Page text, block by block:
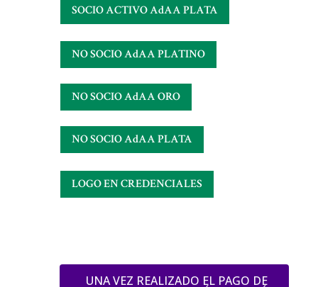
SOCIO ACTIVO AdAA PLATA
NO SOCIO AdAA PLATINO​
NO SOCIO AdAA ORO
NO SOCIO AdAA PLATA​
LOGO EN CREDENCIALES
UNA VEZ REALIZADO EL PAGO DE